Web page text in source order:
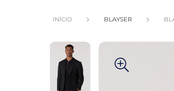
INÍCIO BLAYSER